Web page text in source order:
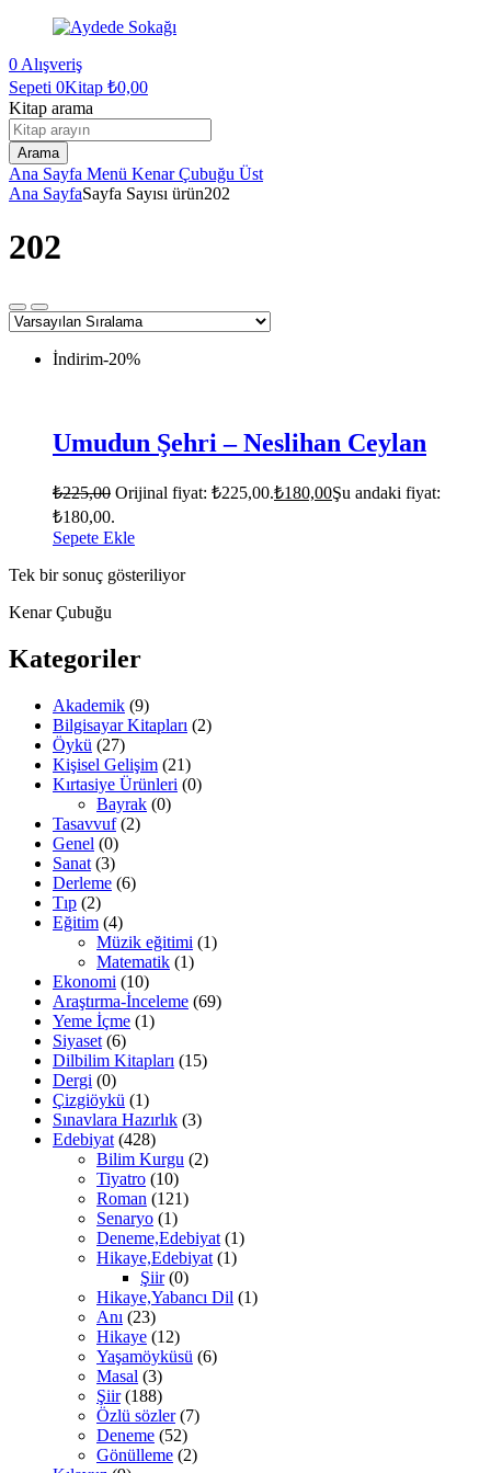
0 Alışveriş
Sepeti 0Kitap ₺0,00
Kitap arama
Arama
Ana Sayfa Menü Kenar Çubuğu Üst
Ana SayfaSayfa Sayısı ürün202
202
İndirim-20%
Umudun Şehri – Neslihan Ceylan
₺225,00 Orijinal fiyat: ₺225,00.₺180,00Şu andaki fiyat:
₺180,00.
Sepete Ekle
Tek bir sonuç gösteriliyor
Kenar Çubuğu
Kategoriler
Akademik (9)
Bilgisayar Kitapları (2)
Öykü (27)
Kişisel Gelişim (21)
Kırtasiye Ürünleri (0)
Bayrak (0)
Tasavvuf (2)
Genel (0)
Sanat (3)
Derleme (6)
Tıp (2)
Eğitim (4)
Müzik eğitimi (1)
Matematik (1)
Ekonomi (10)
Araştırma-İnceleme (69)
Yeme İçme (1)
Siyaset (6)
Dilbilim Kitapları (15)
Dergi (0)
Çizgiöykü (1)
Sınavlara Hazırlık (3)
Edebiyat (428)
Bilim Kurgu (2)
Tiyatro (10)
Roman (121)
Senaryo (1)
Deneme,Edebiyat (1)
Hikaye,Edebiyat (1)
Şiir (0)
Hikaye,Yabancı Dil (1)
Anı (23)
Hikaye (12)
Yaşamöyküsü (6)
Masal (3)
Şiir (188)
Özlü sözler (7)
Deneme (52)
Gönülleme (2)